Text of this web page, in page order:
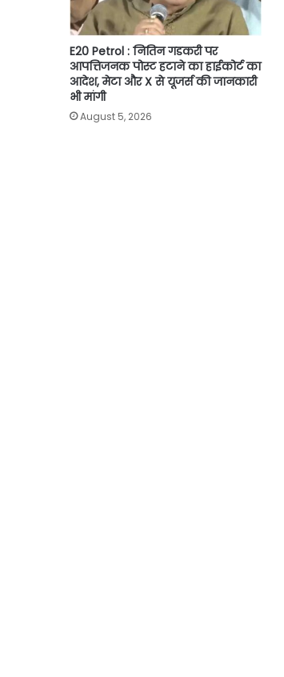
E20 Petrol : नितिन गडकरी पर
आपत्तिजनक पोस्ट हटाने का हाईकोर्ट का
आदेश, मेटा और X से यूजर्स की जानकारी
भी मांगी
August 5, 2026